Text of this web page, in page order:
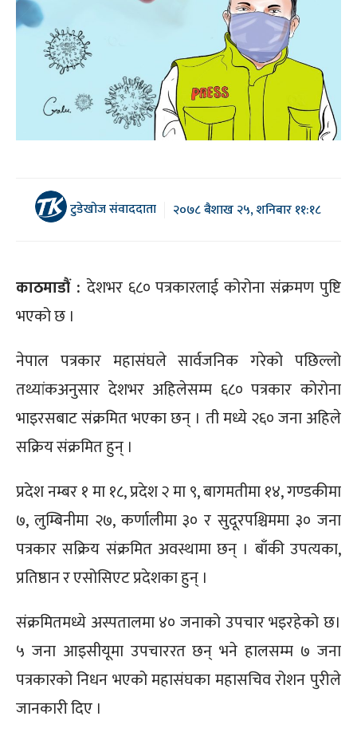
टुडेखोज संवाददाता २०७८ बैशाख २५, शनिबार ११:१८
काठमाडौं :देशभर ६८० पत्रकारलाई कोरोना संक्रमण पुष्टि
भएको छ ।
नेपाल पत्रकार महासंघले सार्वजनिक गरेको पछिल्लो
तथ्यांकअनुसार देशभर अहिलेसम्म ६८० पत्रकार कोरोना
भाइरसबाट संक्रमित भएका छन् । ती मध्ये २६० जना अहिले
सक्रिय संक्रमित हुन् ।
प्रदेश नम्बर १ मा १८, प्रदेश २ मा ९, बागमतीमा १४, गण्डकीमा
७, लुम्बिनीमा २७, कर्णालीमा ३० र सुदूरपश्चिममा ३० जना
पत्रकार सक्रिय संक्रमित अवस्थामा छन्‌ । बाँकी उपत्यका,
प्रतिष्ठान र एसोसिएट प्रदेशका हुन् ।
संक्रमितमध्ये अस्पतालमा ४० जनाको उपचार भइरहेको छ।
५ जना आइसीयूमा उपचाररत छन् भने हालसम्म ७ जना
पत्रकारको निधन भएको महासंघका महासचिव रोशन पुरीले
जानकारी दिए ।